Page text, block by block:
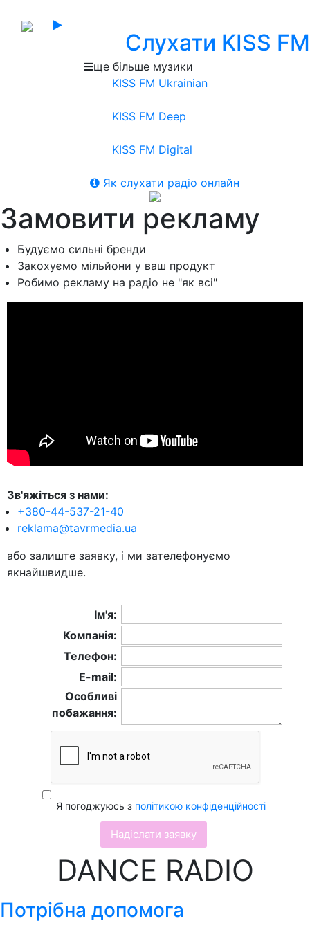
Слухати KISS FM
ще більше музики
KISS FM Ukrainian
KISS FM Deep
KISS FM Digital
Як слухати радіо онлайн
Замовити рекламу
Будуємо сильні бренди
Закохуємо мільйони у ваш продукт
Робимо рекламу на радіо не "як всі"
Зв'яжіться з нами:
+380-44-537-21-40
reklama@tavrmedia.ua
або залиште заявку, і ми зателефонуємо
якнайшвидше.
Ім'я:
Компанія:
Телефон:
E-mail:
Особливі
побажання:
Я погоджуюсь з політикою конфіденційності
DANCE RADIO
Потрібна допомога